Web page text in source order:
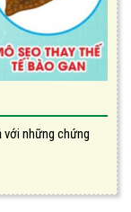
những chứng